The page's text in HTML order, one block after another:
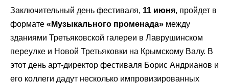
Заключительный день фестиваля, 11 июня, пройдет в
формате «Музыкального променада» между
зданиями Третьяковской галереи в Лаврушинском
переулке и Новой Третьяковки на Крымскому Валу. В
этот день арт-директор фестиваля Борис Андрианов и
его коллеги дадут несколько импровизированных